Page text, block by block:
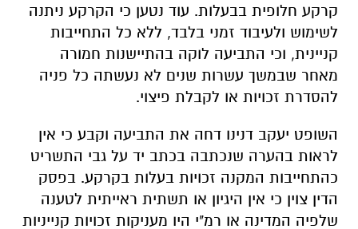
קרקע חלופית בבעלות. עוד נטען כי הקרקע ניתנה
לשימוש ולעיבוד זמני בלבד, ללא כל התחייבות
קניינית, וכי התביעה לוקה בהתיישנות חמורה
מאחר שבמשך עשרות שנים לא נעשתה כל פניה
להסדרת זכויות או לקבלת פיצוי.
השופט יעקב דנינו דחה את התביעה וקבע כי אין
לראות בהערה שנכתבה בכתב יד על גבי התשריט
כהתחייבות המקנה זכויות בעלות בקרקע. בפסק
הדין צוין כי אין היגיון או תשתית ראייתית לטענה
שלפיה המדינה או רמ"י היו מעניקות זכויות קנייניות